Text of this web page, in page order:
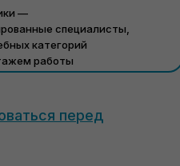
—
специалисты,
категорий
работы
перед